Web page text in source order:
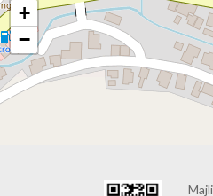
+
−